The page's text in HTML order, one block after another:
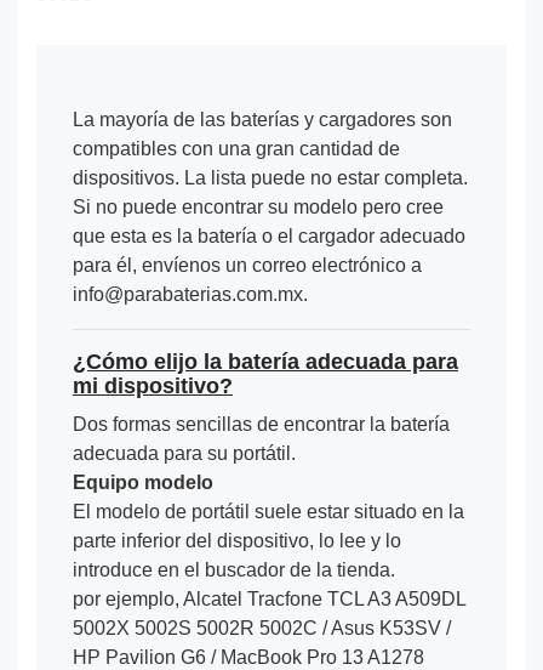
La mayoría de las baterías y cargadores son
compatibles con una gran cantidad de
dispositivos. La lista puede no estar completa.
Si no puede encontrar su modelo pero cree
que esta es la batería o el cargador adecuado
para él, envíenos un correo electrónico a
info@parabaterias.com.mx.
¿Cómo elijo la batería adecuada para
mi dispositivo?
Dos formas sencillas de encontrar la batería
adecuada para su portátil.
Equipo modelo
El modelo de portátil suele estar situado en la
parte inferior del dispositivo, lo lee y lo
introduce en el buscador de la tienda.
por ejemplo, Alcatel Tracfone TCL A3 A509DL
5002X 5002S 5002R 5002C / Asus K53SV /
HP Pavilion G6 / MacBook Pro 13 A1278